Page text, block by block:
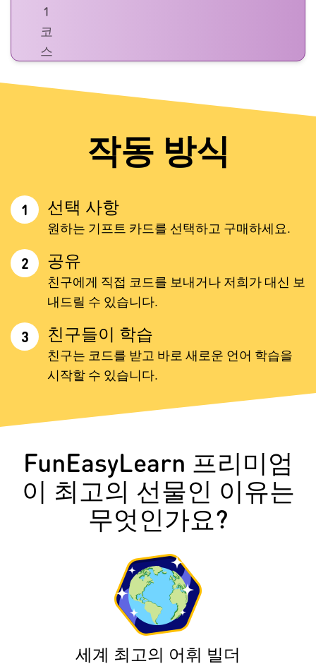
1
코
스
작동 방식
1 선택 사항
원하는 기프트 카드를 선택하고 구매하세요.
2 공유
친구에게 직접 코드를 보내거나 저희가 대신 보
내드릴 수 있습니다.
3 친구들이 학습
친구는 코드를 받고 바로 새로운 언어 학습을
시작할 수 있습니다.
FunEasyLearn 프리미엄
이 최고의 선물인 이유는
무엇인가요?
세계 최고의 어휘 빌더